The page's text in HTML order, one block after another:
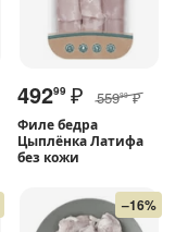
49299 ₽ 55999 ₽
Филе бедра
Цыплёнка Латифа
без кожи
–16%